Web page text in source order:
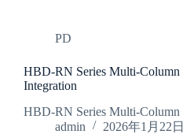
PD
HBD-RN Series Multi-Column
Integration
HBD-RN Series Multi-
admin
2026年1月22日